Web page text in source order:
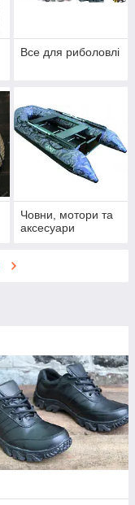
Все для риболовлі
Човни, мотори та
аксесуари